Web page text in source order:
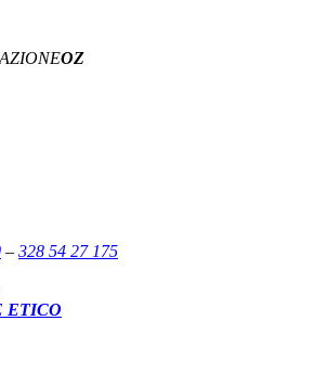
OZ
– 328 54 27 175
ETICO